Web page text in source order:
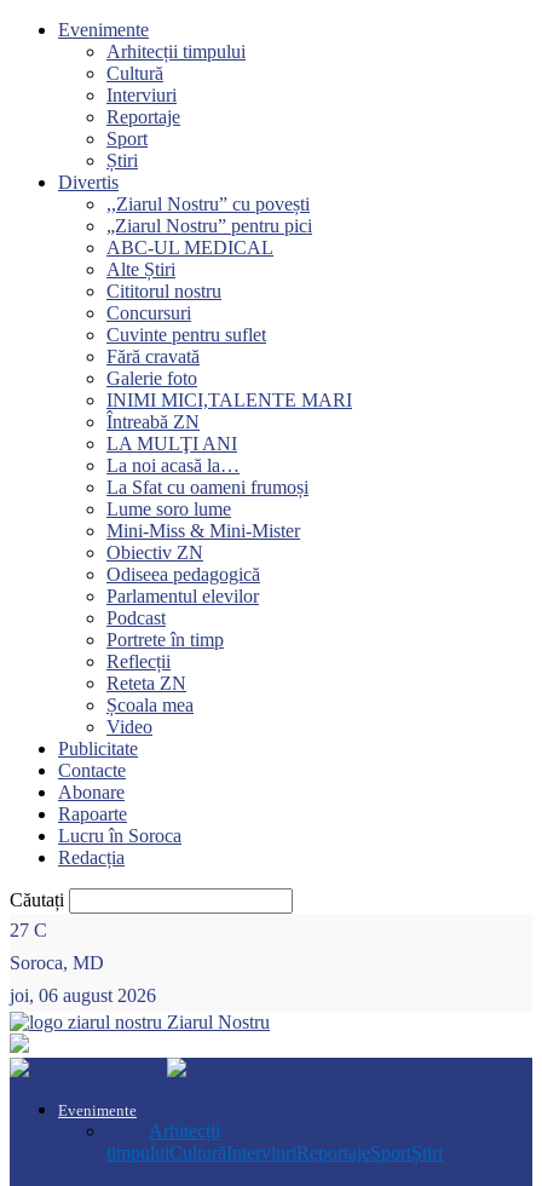
Evenimente
Arhitecții timpului
Cultură
Interviuri
Reportaje
Sport
Știri
Divertis
,,Ziarul Nostru” cu povești
„Ziarul Nostru” pentru pici
ABC-UL MEDICAL
Alte Știri
Cititorul nostru
Concursuri
Cuvinte pentru suflet
Fără cravată
Galerie foto
INIMI MICI,TALENTE MARI
Întreabă ZN
LA MULŢI ANI
La noi acasă la…
La Sfat cu oameni frumoși
Lume soro lume
Mini-Miss & Mini-Mister
Obiectiv ZN
Odiseea pedagogică
Parlamentul elevilor
Podcast
Portrete în timp
Reflecții
Reteta ZN
Școala mea
Video
Publicitate
Contacte
Abonare
Rapoarte
Lucru în Soroca
Redacția
Căutați
27 C
Soroca, MD
joi, 06 august 2026
Ziarul Nostru
Evenimente
Arhitecții
timpuluiCulturăInterviuriReportajeSportȘtiri